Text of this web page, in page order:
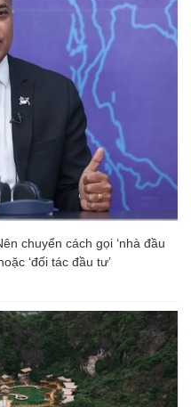
chuyển cách gọi ‘nhà đầu
‘đối tác đầu tư’